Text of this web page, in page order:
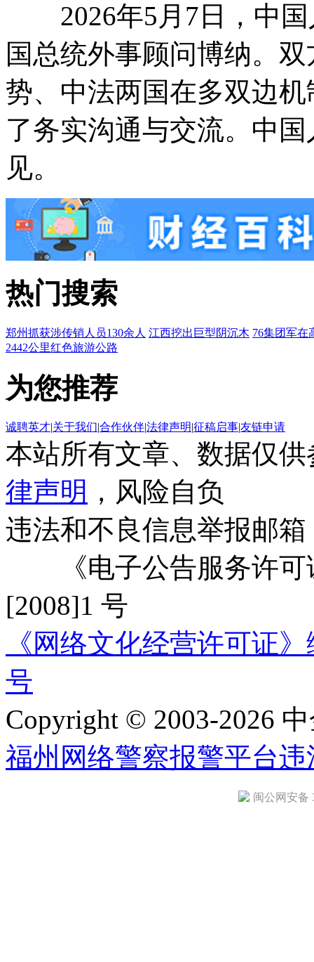
2026年5月7日，中国
国总统外事顾问博纳。
势、中法两国在多双边
了务实沟通与交流。中
见。
热门搜索
郑州抓获涉传销人员130余人 江西挖出巨型阴沉木 76集团军在
2442公里红色旅游公路
为您推荐
诚聘英才|关于我们|合作伙伴|法律声明|征稿启事|友链申请
本站所有文章、数据仅
律声明 ，风险自负
违法和不良信息举报邮箱
《电子公告服务许可
[2008]1 号
《网络文化经营许可证
号
Copyright © 2003-2026
福州网络警察报警平台违
闽公网安备